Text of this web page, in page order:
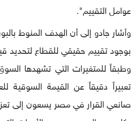
عوامل التقييم".
وأشار جادو إلى أن الهدف المنوط
بوجود تقييم حقيقي للقطاع لتحديد
وطبقاً للمتغيرات التي تشهدها
تعبيراً دقيقاً عن القيمة السوقية
صانعي القرار في مصر يسعون إلى